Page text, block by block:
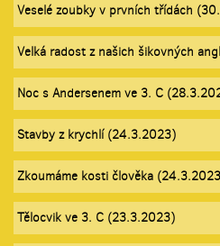
Veselé zoubky v prvních třídách
Velká radost z našich šikovných
Noc s Andersenem ve 3. C
Stavby z krychlí (24.3.2023)
Zkoumáme kosti člověka
Tělocvik ve 3. C (23.3.2023)